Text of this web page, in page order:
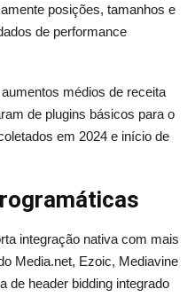
posições, tamanhos e
de performance
médios de receita
de plugins básicos para o
em 2024 e início de
integração nativa com mais
Media.net, Ezoic, Mediavine
de header bidding integrado